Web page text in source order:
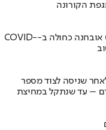
הקורונה
נקבת טיגריס בנגלי בגן החיות ברובע ברונקס אובחנה כחולה ב-COVID-
שניסה לצוד מספר
– עד שנתקל במחיצת